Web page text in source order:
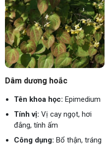
Dâm dương hoắc
Tên khoa học: Epimedium
Tính vị: Vị cay ngọt, hơi
đắng, tính ấm
Công dụng: Bổ thận, tráng